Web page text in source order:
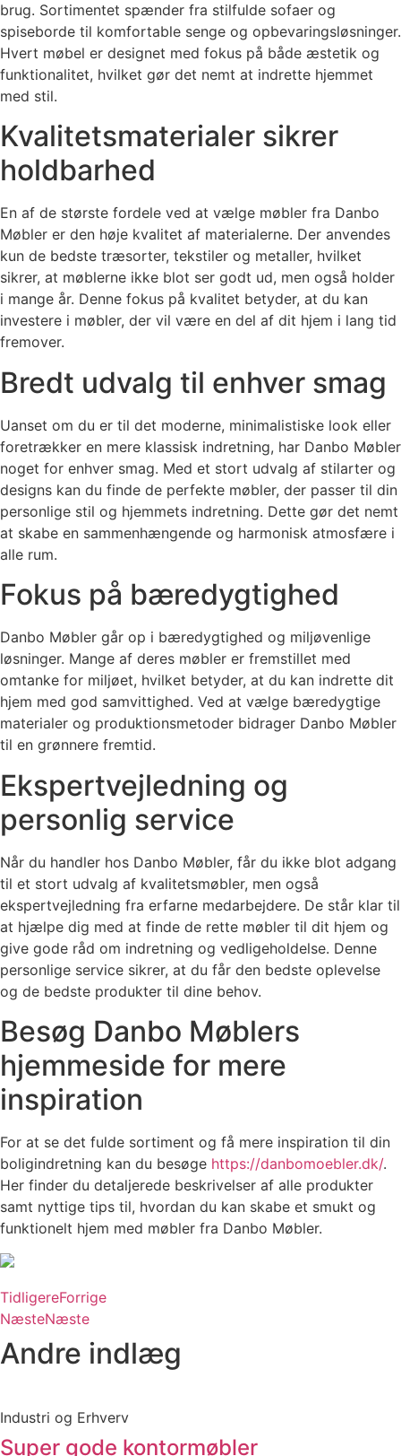
brug. Sortimentet spænder fra stilfulde sofaer og
spiseborde til komfortable senge og opbevaringsløsninger.
Hvert møbel er designet med fokus på både æstetik og
funktionalitet, hvilket gør det nemt at indrette hjemmet
med stil.
Kvalitetsmaterialer sikrer
holdbarhed
En af de største fordele ved at vælge møbler fra Danbo
Møbler er den høje kvalitet af materialerne. Der anvendes
kun de bedste træsorter, tekstiler og metaller, hvilket
sikrer, at møblerne ikke blot ser godt ud, men også holder
i mange år. Denne fokus på kvalitet betyder, at du kan
investere i møbler, der vil være en del af dit hjem i lang tid
fremover.
Bredt udvalg til enhver smag
Uanset om du er til det moderne, minimalistiske look eller
foretrækker en mere klassisk indretning, har Danbo Møbler
noget for enhver smag. Med et stort udvalg af stilarter og
designs kan du finde de perfekte møbler, der passer til din
personlige stil og hjemmets indretning. Dette gør det nemt
at skabe en sammenhængende og harmonisk atmosfære i
alle rum.
Fokus på bæredygtighed
Danbo Møbler går op i bæredygtighed og miljøvenlige
løsninger. Mange af deres møbler er fremstillet med
omtanke for miljøet, hvilket betyder, at du kan indrette dit
hjem med god samvittighed. Ved at vælge bæredygtige
materialer og produktionsmetoder bidrager Danbo Møbler
til en grønnere fremtid.
Ekspertvejledning og
personlig service
Når du handler hos Danbo Møbler, får du ikke blot adgang
til et stort udvalg af kvalitetsmøbler, men også
ekspertvejledning fra erfarne medarbejdere. De står klar til
at hjælpe dig med at finde de rette møbler til dit hjem og
give gode råd om indretning og vedligeholdelse. Denne
personlige service sikrer, at du får den bedste oplevelse
og de bedste produkter til dine behov.
Besøg Danbo Møblers
hjemmeside for mere
inspiration
For at se det fulde sortiment og få mere inspiration til din
boligindretning kan du besøge https://danbomoebler.dk/.
Her finder du detaljerede beskrivelser af alle produkter
samt nyttige tips til, hvordan du kan skabe et smukt og
funktionelt hjem med møbler fra Danbo Møbler.
TidligereForrige
NæsteNæste
Andre indlæg
Industri og Erhverv
Super gode kontormøbler